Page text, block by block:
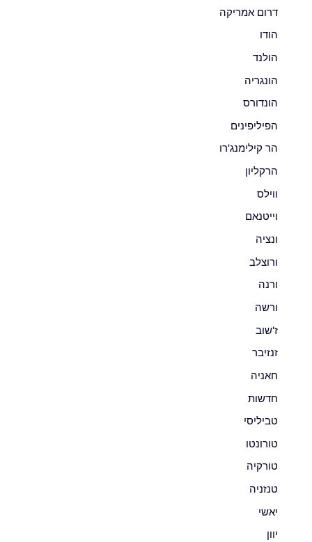
דרום אמריקה
הודו
הולנד
הונגריה
הונדורס
הפיליפינים
הר קילימנג'רו
הרקליון
ווילס
וייטנאם
ונציה
ורוצלב
ורנה
ורשה
ז'שוב
זנזיבר
חאניה
חדשות
טביליסי
טורונטו
טורקיה
טנזניה
יאשי
יוון